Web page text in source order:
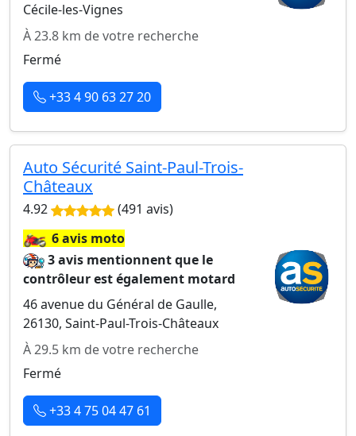
Cécile-les-Vignes
À 23.8 km de votre recherche
Fermé
+33 4 90 63 27 20
Auto Sécurité Saint-Paul-Trois-
Châteaux
4.92 (491 avis)
🏍️6 avis moto
3 avis mentionnent que le
contrôleur est également motard
46 avenue du Général de Gaulle,
26130, Saint-Paul-Trois-Châteaux
À 29.5 km de votre recherche
Fermé
+33 4 75 04 47 61